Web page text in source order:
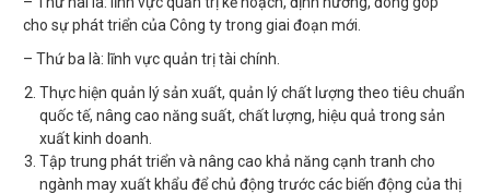
cho sự phát triển của Công ty trong giai đoạn mới.
– Thứ ba là: lĩnh vực quản trị tài chính.
Thực hiện quản lý sản xuất, quản lý chất lượng theo tiêu chuẩn
quốc tế, nâng cao năng suất, chất lượng, hiệu quả trong sản
xuất kinh doanh.
Tập trung phát triển và nâng cao khả năng cạnh tranh cho
ngành may xuất khẩu để chủ động trước các biến động của thị